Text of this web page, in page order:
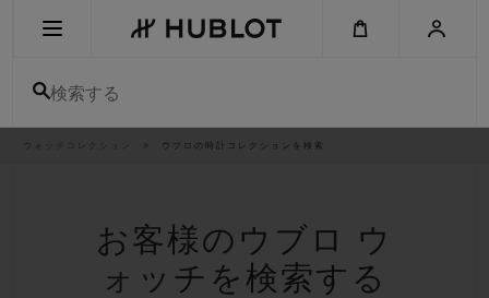
検索する
ウブロの時計コレクションを検索
お客様のウブロ ウ
ォッチを検索する